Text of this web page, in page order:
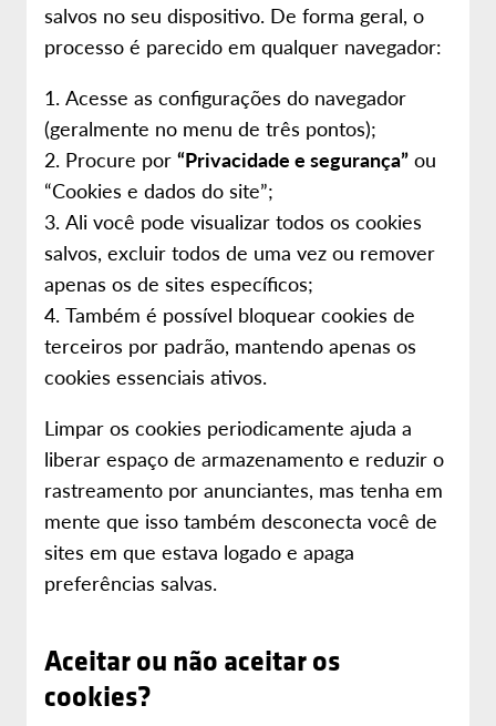
salvos no seu dispositivo. De forma geral, o
processo é parecido em qualquer navegador:
Acesse as configurações do navegador
(geralmente no menu de três pontos);
Procure por “Privacidade e segurança” ou
“Cookies e dados do site”;
Ali você pode visualizar todos os cookies
salvos, excluir todos de uma vez ou remover
apenas os de sites específicos;
Também é possível bloquear cookies de
terceiros por padrão, mantendo apenas os
cookies essenciais ativos.
Limpar os cookies periodicamente ajuda a
liberar espaço de armazenamento e reduzir o
rastreamento por anunciantes, mas tenha em
mente que isso também desconecta você de
sites em que estava logado e apaga
preferências salvas.
Aceitar ou não aceitar os
cookies?